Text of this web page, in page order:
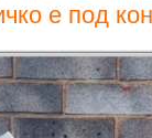
е под